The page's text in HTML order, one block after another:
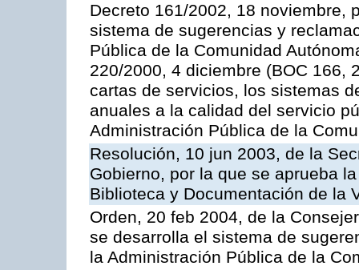
Decreto 161/2002, 18 noviembre,
sistema de sugerencias y
Pública de la Comunidad
220/2000, 4 diciembre (BOC 166,
cartas de servicios, los sistemas
anuales a la calidad del servicio
Administración Pública de la
Resolución, 10 jun 2003, de la
Gobierno, por la que se aprueba
Biblioteca y Documentación de la
Orden, 20 feb 2004, de la
se desarrolla el sistema de
la Administración Pública de la